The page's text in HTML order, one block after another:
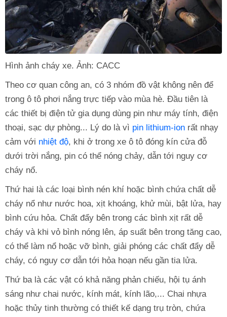
Hình ảnh cháy xe. Ảnh: CACC
Theo cơ quan công an, có 3 nhóm đồ vật không nên để
trong ô tô phơi nắng trực tiếp vào mùa hè. Đầu tiên là
các thiết bị điện tử gia dụng dùng pin như máy tính, điện
thoại, sạc dự phòng... Lý do là vì pin lithium-ion rất nhạy
cảm với nhiệt độ, khi ở trong xe ô tô đóng kín cửa đỗ
dưới trời nắng, pin có thể nóng chảy, dẫn tới nguy cơ
cháy nổ.
Thứ hai là các loại bình nén khí hoặc bình chứa chất dễ
cháy nổ như nước hoa, xịt khoáng, khử mùi, bật lửa, hay
bình cứu hỏa. Chất đẩy bên trong các bình xịt rất dễ
cháy và khi vỏ bình nóng lên, áp suất bên trong tăng cao,
có thể làm nổ hoặc vỡ bình, giải phóng các chất đẩy dễ
cháy, có nguy cơ dẫn tới hỏa hoạn nếu gần tia lửa.
Thứ ba là các vật có khả năng phản chiếu, hội tụ ánh
sáng như chai nước, kính mát, kính lão,... Chai nhựa
hoặc thủy tinh thường có thiết kế dạng trụ tròn, chứa